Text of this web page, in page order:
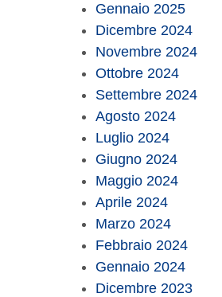
Gennaio 2025
Dicembre 2024
Novembre 2024
Ottobre 2024
Settembre 2024
Agosto 2024
Luglio 2024
Giugno 2024
Maggio 2024
Aprile 2024
Marzo 2024
Febbraio 2024
Gennaio 2024
Dicembre 2023